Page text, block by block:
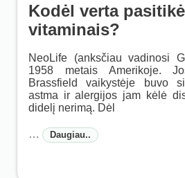
Kodėl verta
vitaminais?
NeoLife (anksčiau vadinosi
1958 metais Amerikoje.
Brassfield vaikystėje buvo
astma ir alergijos jam kėlė
didelį nerimą. Dėl
… Daugiau..